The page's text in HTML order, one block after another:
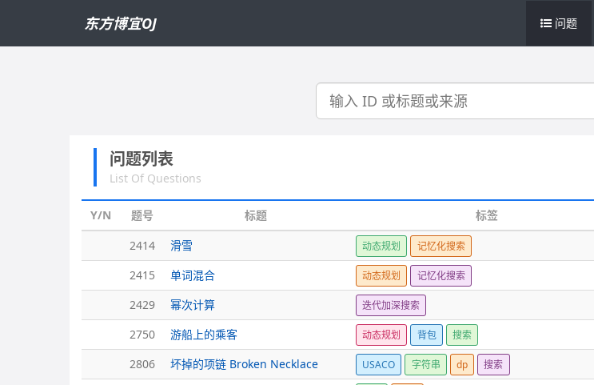
东方博宜OJ 问题
搜
问题列表
List Of Questions
Y/N 题号 标题 标签
2414
滑雪 动态规划 记忆化搜索
2415
单词混合 动态规划 记忆化搜索
2429
幂次计算 迭代加深搜索
2750
游船上的乘客 动态规划 背包 搜索
2806
坏掉的项链 Broken Necklace USACO 字符串 dp 搜索